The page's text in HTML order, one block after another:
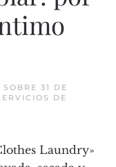
SOBRE 31 DE
DE